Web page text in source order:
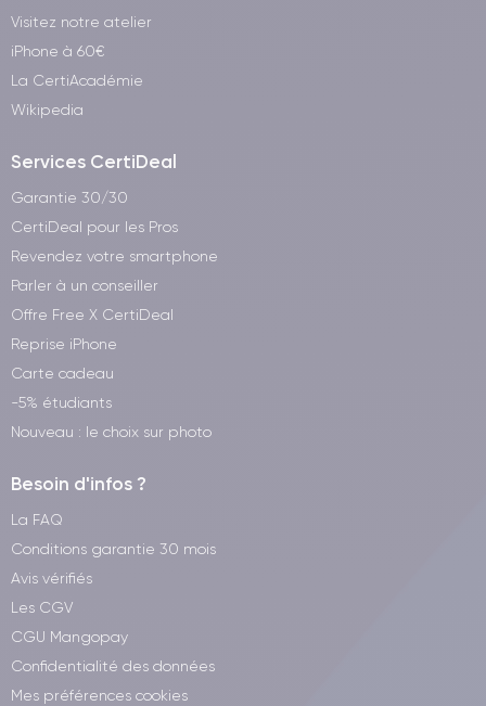
Visitez notre atelier
iPhone à 60€
La CertiAcadémie
Wikipedia
Services CertiDeal
Garantie 30/30
CertiDeal pour les Pros
Revendez votre smartphone
Parler à un conseiller
Offre Free X CertiDeal
Reprise iPhone
Carte cadeau
-5% étudiants
Nouveau : le choix sur photo
Besoin d'infos ?
La FAQ
Conditions garantie 30 mois
Avis vérifiés
Les CGV
CGU Mangopay
Confidentialité des données
Mes préférences cookies